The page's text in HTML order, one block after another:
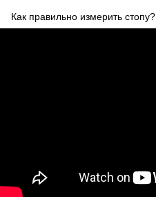
Как правильно измерить стопу?